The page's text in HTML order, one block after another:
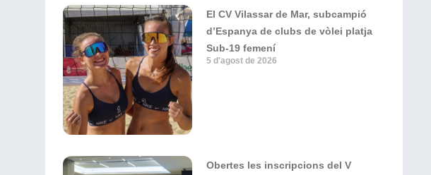
El CV Vilassar de Mar, subcampió
d’Espanya de clubs de vòlei platja
Sub-19 femení
5 d'agost de 2026
Obertes les inscripcions del V